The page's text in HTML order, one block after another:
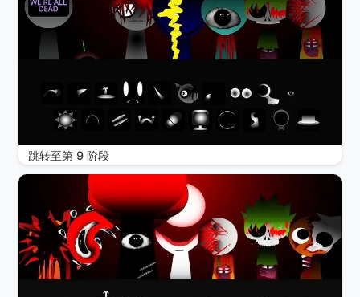
跳转至第 9 阶段